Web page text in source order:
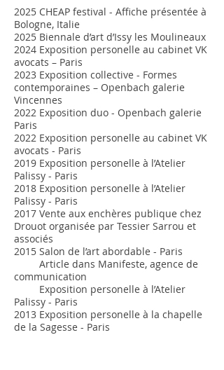
2025 CHEAP festival - Affiche présentée à
Bologne, Italie
2025 Biennale d’art d’Issy les Moulineaux
2024 Exposition personelle au cabinet VK
avocats – Paris
2023 Exposition collective - Formes
contemporaines – Openbach galerie
Vincennes
2022 Exposition duo - Openbach galerie
Paris
2022 Exposition personelle au cabinet VK
avocats - Paris
2019 Exposition personelle à l’Atelier
Palissy - Paris
2018 Exposition personelle à l’Atelier
Palissy - Paris
2017 Vente aux enchères publique chez
Drouot organisée par Tessier Sarrou et
associés
2015 Salon de l’art abordable - Paris
Article dans Manifeste, agence de
communication
Exposition personelle à l’Atelier
Palissy - Paris
2013 Exposition personelle à la chapelle
de la Sagesse - Paris